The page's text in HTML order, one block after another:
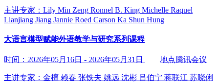
主讲专家： Lily Min Zeng Ronnel B. King Michelle Raquel
Lianjiang Jiang Jannie Roed Carson Ka Shun Hung
大语言模型赋能外语教学与研究系列课程
时间：2026年05月16日 - 2026年05月31日 地点腾讯会议
主讲专家： 金檀 赖春 张铁夫 姚远 沈彬 吕伯宁 蒋联江 苏晓俐